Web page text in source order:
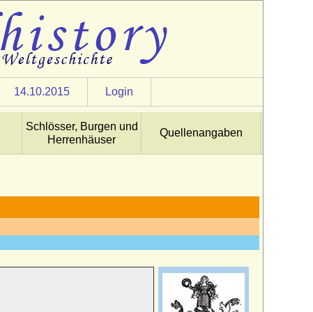
14.10.2015 Login
Schlösser, Burgen und
Herrenhäuser
Quellenangaben